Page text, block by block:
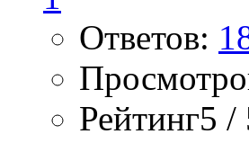
Ответов:
Рейтинг5 /